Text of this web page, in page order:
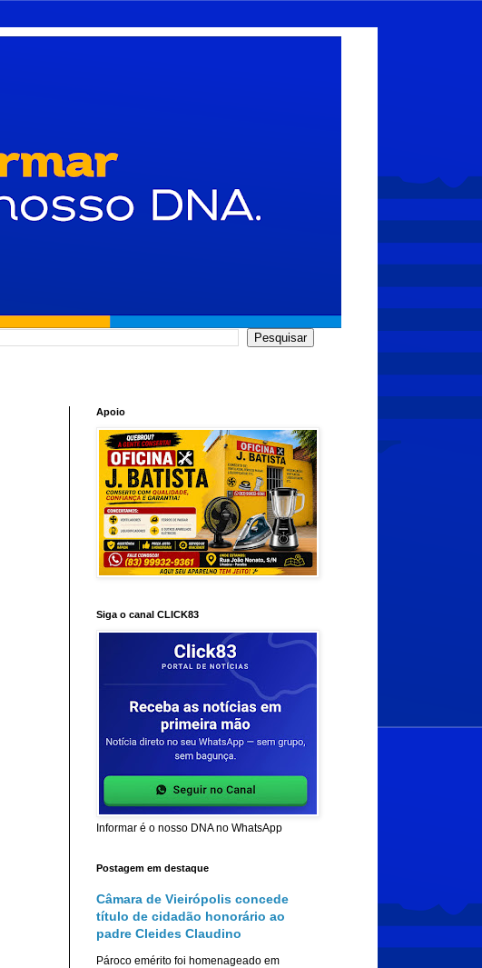
Apoio
Siga o canal CLICK83
Informar é o nosso DNA no WhatsApp
Postagem em destaque
Câmara de Vieirópolis concede
título de cidadão honorário ao
padre Cleides Claudino
Pároco emérito foi homenageado em